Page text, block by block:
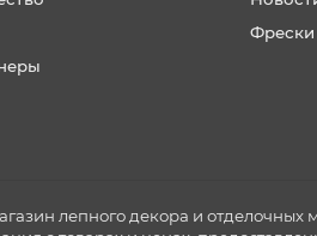
Фрески
лепного декора и